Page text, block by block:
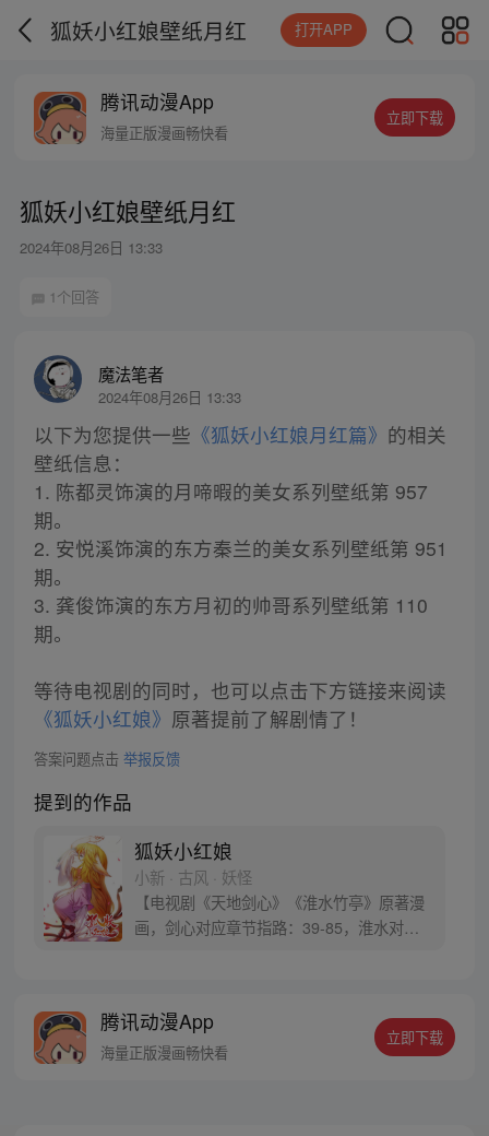
狐妖小红娘壁纸月红 打开APP
腾讯动漫App
海量正版漫画畅快看
立即下载
狐妖小红娘壁纸月红
2024年08月26日 13:33
1个回答
魔法笔者
2024年08月26日 13:33
以下为您提供一些 《狐妖小红娘月红篇》 的相关
壁纸信息：
1. 陈都灵饰演的月啼暇的美女系列壁纸第 957
期。
2. 安悦溪饰演的东方秦兰的美女系列壁纸第 951
期。
3. 龚俊饰演的东方月初的帅哥系列壁纸第 110
期。
等待电视剧的同时，也可以点击下方链接来阅读
《狐妖小红娘》 原著提前了解剧情了！
答案问题点击 举报反馈
提到的作品
狐妖小红娘
小新 · 古风 · 妖怪
【电视剧《天地剑心》《淮水竹亭》原著漫
画，剑心对应章节指路：39-85，淮水对应
腾讯动漫App
海量正版漫画畅快看
立即下载